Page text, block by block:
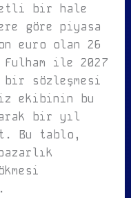
bir hale
göre piyasa
euro olan 26
Fulham ile 2027
bir sözleşmesi
ekibinin bu
bir yıl
Bu tablo,